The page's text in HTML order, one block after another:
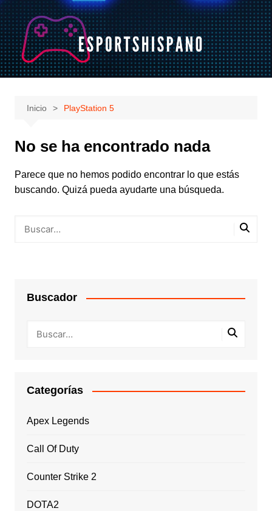
Saltar
al
contenido
Inicio PlayStation 5
No se ha encontrado nada
Parece que no hemos podido encontrar lo que estás
buscando. Quizá pueda ayudarte una búsqueda.
Buscador
Categorías
Apex Legends
Call Of Duty
Counter Strike 2
DOTA2